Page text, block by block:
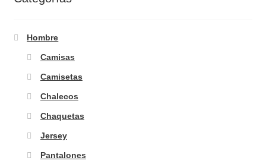
Hombre
Camisas
Camisetas
Chalecos
Chaquetas
Jersey
Pantalones